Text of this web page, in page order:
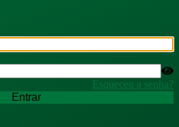
Esqueceu a senha?
Entrar